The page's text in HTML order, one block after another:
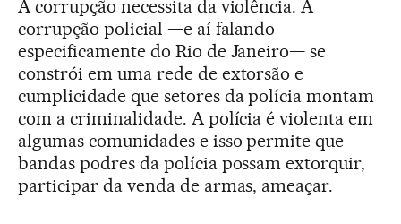
A corrupção necessita da violência. A
corrupção policial —e aí falando
especificamente do Rio de Janeiro— se
constrói em uma rede de extorsão e
cumplicidade que setores da polícia montam
com a criminalidade. A polícia é violenta em
algumas comunidades e isso permite que
bandas podres da polícia possam extorquir,
participar da venda de armas, ameaçar.